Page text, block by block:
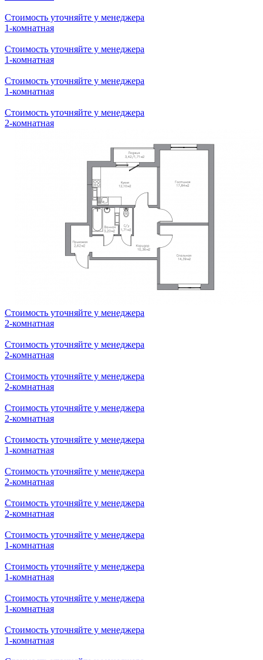
Стоимость уточняйте у менеджера
2-комнатная
Стоимость уточняйте у менеджера
2-комнатная
Стоимость уточняйте у менеджера
1-комнатная
Стоимость уточняйте у менеджера
1-комнатная
Стоимость уточняйте у менеджера
Стоимость уточняйте у менеджера
Стоимость уточняйте у менеджера
Стоимость уточняйте у менеджера
Стоимость уточняйте у менеджера
2-комнатная
Стоимость уточняйте у менеджера
2-комнатная
Стоимость уточняйте у менеджера
2-комнатная
Стоимость уточняйте у менеджера
2-комнатная
Стоимость уточняйте у менеджера
1-комнатная
Стоимость уточняйте у менеджера
2-комнатная
Стоимость уточняйте у менеджера
2-комнатная